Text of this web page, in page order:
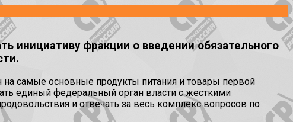
инициативу фракции о введении обязательного
самые основные продукты питания и товары первой
единый федеральный орган власти с жесткими
и отвечать за весь комплекс вопросов по